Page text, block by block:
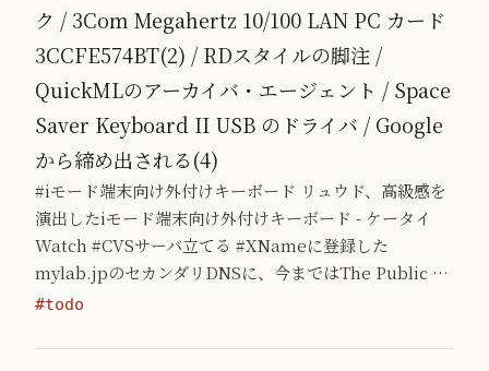
ク / 3Com Megahertz 10/100 LAN PC カード
3CCFE574BT(2) / RDスタイルの脚注 /
QuickMLのアーカイバ・エージェント / Space
Saver Keyboard II USB のドライバ / Google
から締め出される(4)
#iモード端末向け外付けキーボード リュウド、高級感を
演出したiモード端末向け外付けキーボード - ケータイ
Watch #CVSサーバ立てる #XNameに登録した
mylab.jpのセカンダリDNSに、今まではThe Public …
#todo